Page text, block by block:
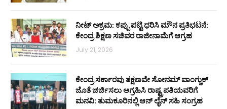
ನೀಟ್ ಅಕ್ರಮ: ಕಪ್ಪು ಪಟ್ಟಿ ಧರಿಸಿ ಮೌನ ಪ್ರತಿಭಟನೆ:
ಕೇಂದ್ರ ಶಿಕ್ಷಣ ಸಚಿವರ ರಾಜೀನಾಮೆಗೆ ಆಗ್ರಹ
July 21, 2026
ಕೇಂದ್ರ ಸರ್ಕಾರವು ತಕ್ಷಣವೇ ಸೋನಮ್ ವಾಂಗ್ಚುಕ್
ಜೊತೆ ಚರ್ಚಿಸಲು ಆಗ್ರಹಿಸಿ ರಾಷ್ಟ್ರಪತಿಯವರಿಗೆ
ಮನವಿ: ತುಮಕೂರಿನಲ್ಲಿ ಆನ್‌ ಲೈನ್ ಸಹಿ ಸಂಗ್ರಹ